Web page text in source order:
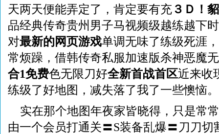
天两天便能弄定了，肯定要有充３Ｄ！
品经典传奇贵州男子马视频级越练越下
对最新的网页游戏单调无味了练级死涯
常烦躁，借韩传奇私服加速版杀神恶魔
合1免费色无限刀好全新首战首区近来收
练级了好地图，减失落了我了一些懊恼。
实在那个地图年夜家皆晓得，只是常
由一个会员打通关〓S装备乱爆〓刀刀切